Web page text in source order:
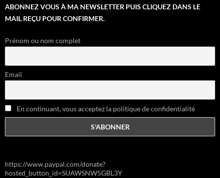
ABONNEZ VOUS À MA NEWSLETTER PUIS CLIQUEZ DANS LE
MAIL REÇU POUR CONFIRMER.
Prénom ou nom complet
Email
En continuant, vous acceptez la politique de confidentialité
https://www.paypal.com/donate?
hosted_button_id=SUAWSNW5GBL3Y